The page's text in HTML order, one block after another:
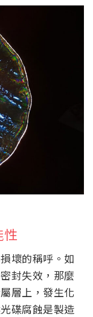
性
壞的稱呼。如
封失效，那麼
層上，發生化
碟腐蝕是製造